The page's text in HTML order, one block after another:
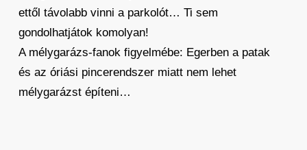
ettől távolabb vinni a parkolót… Ti sem
gondolhatjátok komolyan!
A mélygarázs-fanok figyelmébe: Egerben a patak
és az óriási pincerendszer miatt nem lehet
mélygarázst építeni…